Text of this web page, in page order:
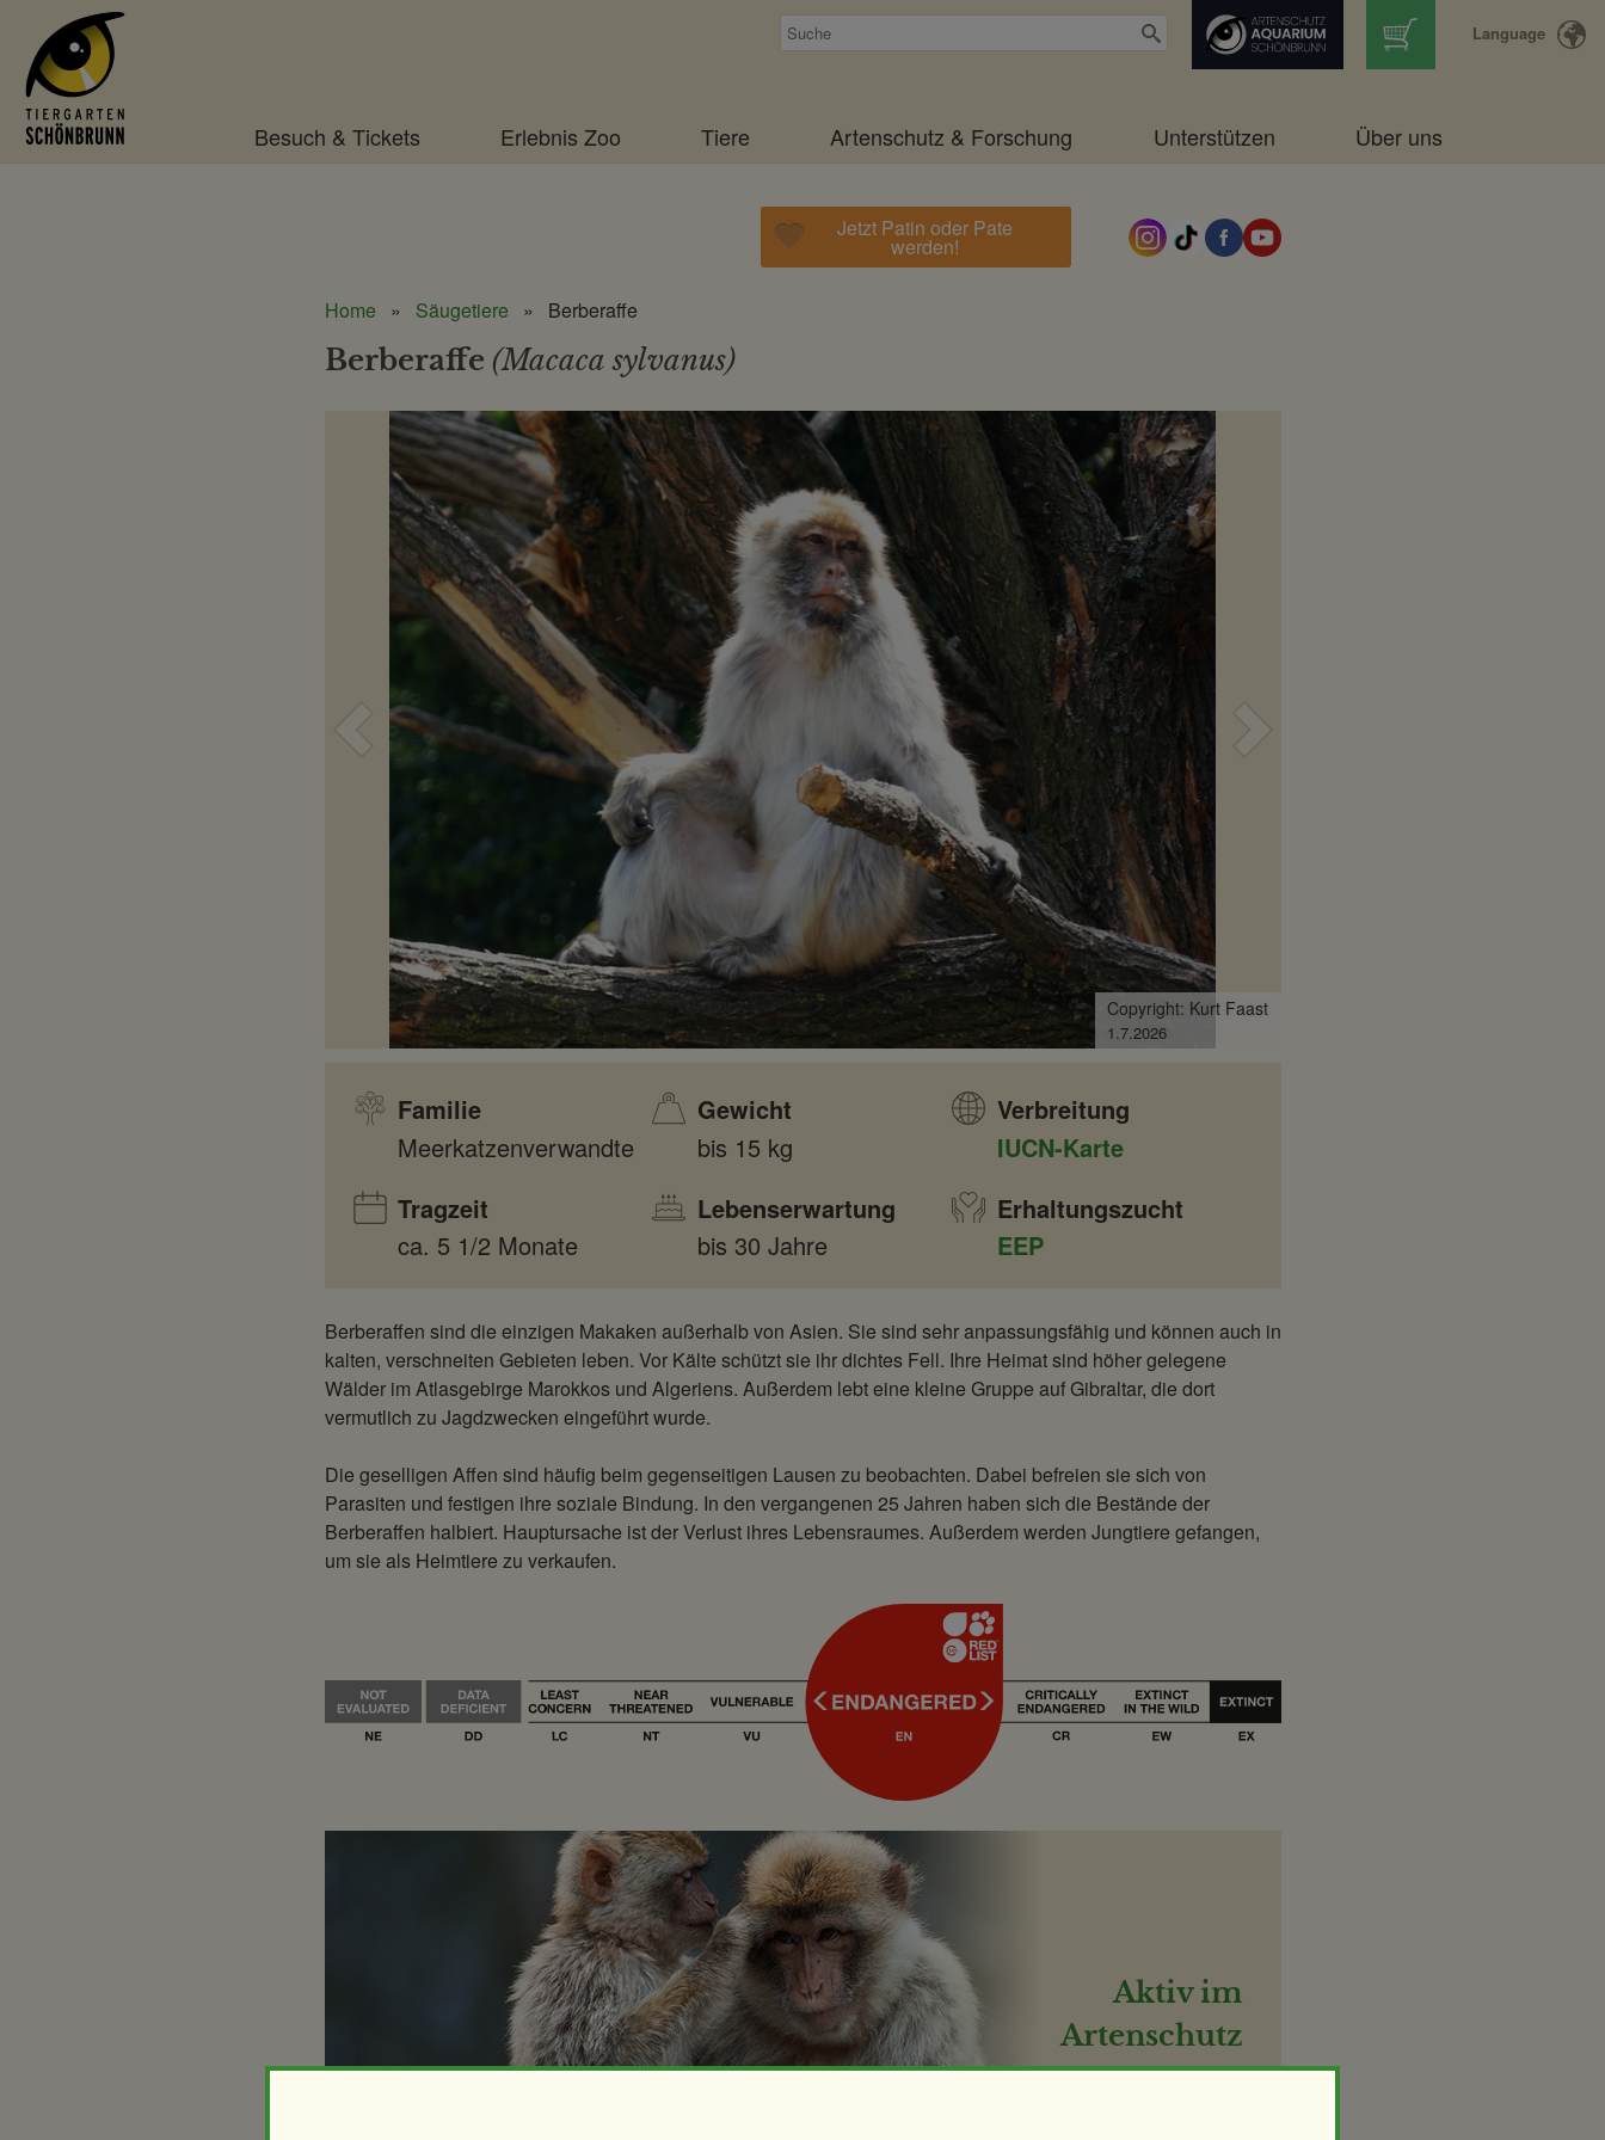
Language
Suchen
Besuch & Tickets Erlebnis Zoo Tiere Artenschutz & Forschung Unterstützen Über uns
Jetzt Patin oder Pate
werden!
Home Säugetiere Berberaffe
Berberaffe (Macaca sylvanus)
Voriges
Bild
Nächstes
Bild
Copyright: Herbert Krakhofer
12.6.2026
Familie
Meerkatzenverwandte
Gewicht
bis 15 kg
Verbreitung
IUCN-Karte
Tragzeit
ca. 5 1/2 Monate
Lebenserwartung
bis 30 Jahre
Erhaltungszucht
EEP
Berberaffen sind die einzigen Makaken außerhalb von Asien. Sie sind sehr anpassungsfähig und können auch in
kalten, verschneiten Gebieten leben. Vor Kälte schützt sie ihr dichtes Fell. Ihre Heimat sind höher gelegene
Wälder im Atlasgebirge Marokkos und Algeriens. Außerdem lebt eine kleine Gruppe auf Gibraltar, die dort
vermutlich zu Jagdzwecken eingeführt wurde.
Die geselligen Affen sind häufig beim gegenseitigen Lausen zu beobachten. Dabei befreien sie sich von
Parasiten und festigen ihre soziale Bindung. In den vergangenen 25 Jahren haben sich die Bestände der
Berberaffen halbiert. Hauptursache ist der Verlust ihres Lebensraumes. Außerdem werden Jungtiere gefangen,
um sie als Heimtiere zu verkaufen.
Aktiv im
Artenschutz